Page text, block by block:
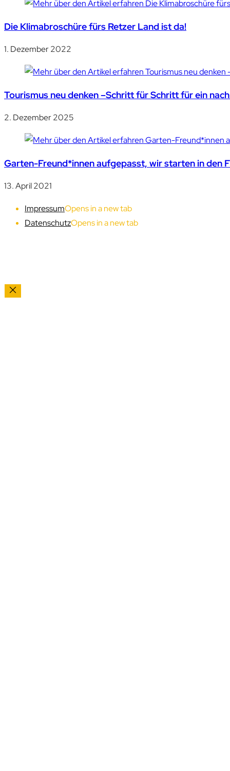
Die Klimabroschüre fürs Retzer Land ist da!
1. Dezember 2022
Tourismus neu denken –Schritt für Schritt für ein
2. Dezember 2025
Garten-Freund*innen aufgepasst, wir starten in den
13. April 2021
ImpressumOpens in a new tab
DatenschutzOpens in a new tab